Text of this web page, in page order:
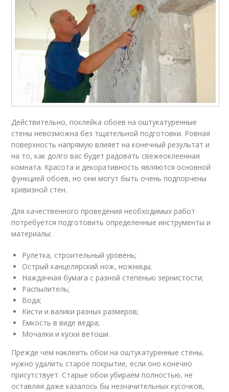
Действительно, поклейка обоев на оштукатуренные
стены невозможна без тщательной подготовки. Ровная
поверхность напрямую влияет на конечный результат и
на то, как долго вас будет радовать свежеоклеенная
комната. Красота и декоративность являются основной
функцией обоев, но они могут быть очень подпорчены
кривизной стен.
Для качественного проведения необходимых работ
потребуется подготовить определенные инструменты и
материалы:
Рулетка, строительный уровень;
Острый канцелярский нож, ножницы;
Наждачная бумага с разной степенью зернистости;
Распылитель;
Вода;
Кисти и валики разных размеров;
Емкость в виде ведра;
Мочалки и куски ветоши.
Прежде чем наклеить обои на оштукатуренные стены,
нужно удалить старое покрытие, если оно конечно
присутствует. Старые обои убираем полностью, не
оставляя даже казалось бы незначительных кусочков,